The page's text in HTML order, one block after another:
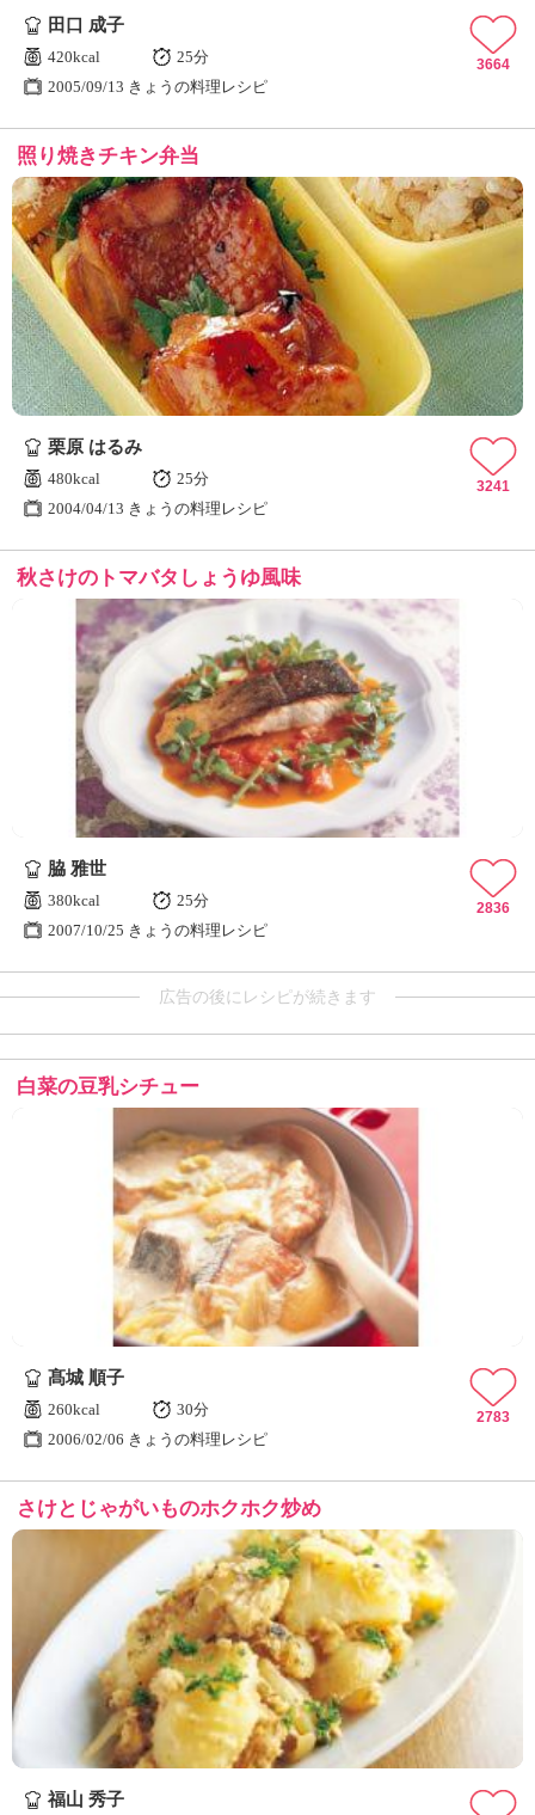
田口 成子
420kcal
25分
2005/09/13 きょうの料理レシピ
3664
照り焼きチキン弁当
栗原 はるみ
480kcal
25分
2004/04/13 きょうの料理レシピ
3241
秋さけのトマバタしょうゆ風味
脇 雅世
380kcal
25分
2007/10/25 きょうの料理レシピ
2836
広告の後にレシピが続きます
白菜の豆乳シチュー
髙城 順子
260kcal
30分
2006/02/06 きょうの料理レシピ
2783
さけとじゃがいものホクホク炒め
福山 秀子